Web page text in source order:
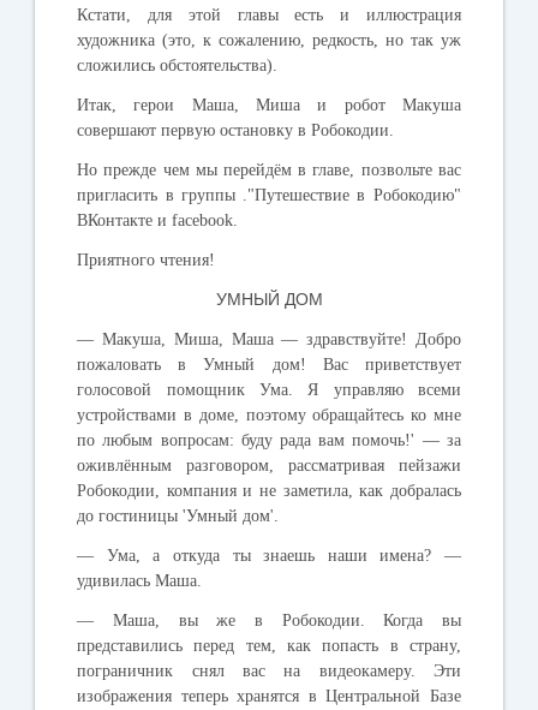
Кстати, для этой главы есть и иллюстрация
художника (это, к сожалению, редкость, но так уж
сложились обстоятельства).
Итак, герои Маша, Миша и робот Макуша
совершают первую остановку в Робокодии.
Но прежде чем мы перейдём в главе, позвольте вас
пригласить в группы ."Путешествие в Робокодию"
ВКонтактеиfacebook
Приятного чтения!
УМНЫЙ ДОМ
— Макуша, Миша, Маша—здравствуйте! Добро
пожаловать
в Умный дом! Вас
приветствует
голосовой
помощник Ума. Я управляю
всеми
устройствами в доме, поэтому обращайтесь ко мне
по любым вопросам: буду рада вам помочь!' — за
оживлённым
разговором рассматривая
пейзажи
Робокодии
компания и не заметила,как добралась
до гостиницы 'Умный дом'.
— Ума,а откуда ты знаешь наши имена? —
удивилась Маша
— Маша, вы же в Робокодии .Когда
вы
представились
перед тем,как попасть в страну,
пограничник
снял вас на видеокамеру. Эти
изображения теперь хранятся в Центральной Базе